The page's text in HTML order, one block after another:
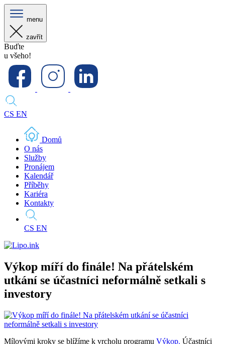
menu
zavřít
Buďte
u všeho!
CS EN
Domů
O nás
Služby
Pronájem
Kalendář
Příběhy
Kariéra
Kontakty
CS EN
Výkop míří do finále! Na přátelském
utkání se účastníci neformálně setkali s
investory
Mílovými kroky se blížíme k vrcholu programu Výkop. Účastníci